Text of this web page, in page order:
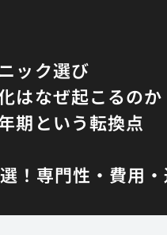
ック選び
はなぜ起こるのか
期という転換点
！専門性・費用